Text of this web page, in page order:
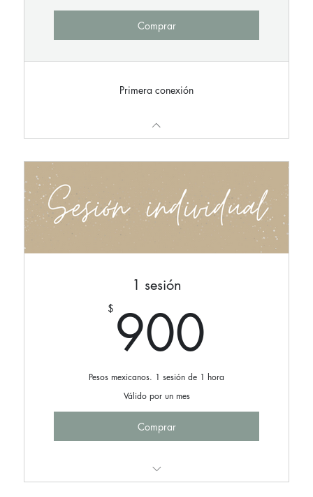
Comprar
Primera conexión
1 sesión
$ 900
Pesos mexicanos. 1 sesión de 1 hora
Válido por un mes
Comprar